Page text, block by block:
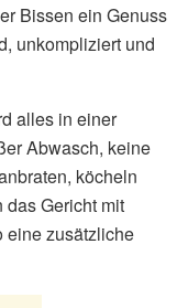
Bissen ein Genuss
unkompliziert und
alles in einer
Abwasch, keine
köcheln
das Gericht mit
eine zusätzliche